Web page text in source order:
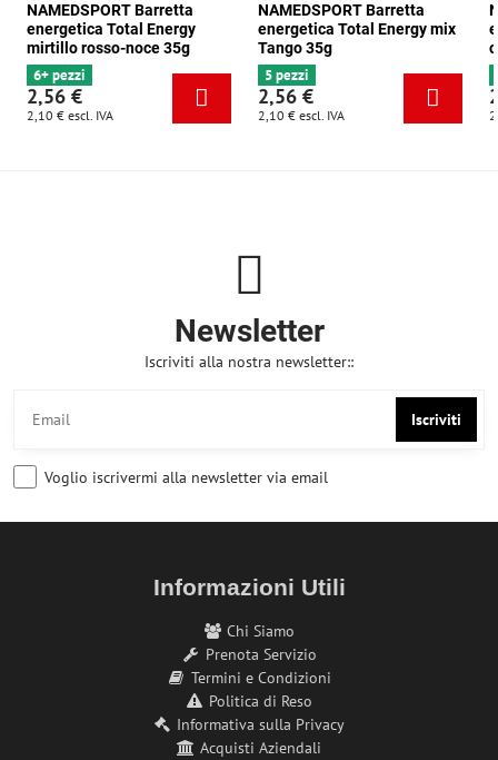
NAMEDSPORT Barretta
energetica Total Energy
mirtillo rosso-noce 35g
6+ pezzi
2,56 €
2,10 € escl. IVA
NAMEDSPORT Barretta
energetica Total Energy mix
Tango 35g
5 pezzi
2,56 €
2,10 € escl. IVA
Newsletter
Iscriviti alla nostra newsletter::
Iscriviti
Voglio iscrivermi alla newsletter via email
Informazioni Utili
Chi Siamo
Prenota Servizio
Termini e Condizioni
Politica di Reso
Informativa sulla Privacy
Acquisti Aziendali